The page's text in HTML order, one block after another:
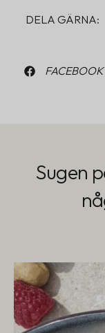
DELA GÄRNA:
FACEBOOK
Sugen